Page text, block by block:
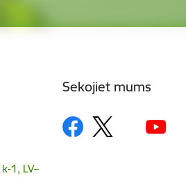
1, LV–
Sekojiet mums